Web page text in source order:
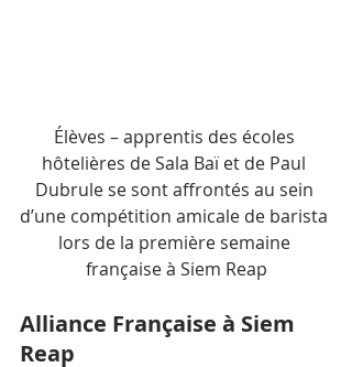
Élèves – apprentis des écoles
hôtelières de Sala Baï et de Paul
Dubrule se sont affrontés au sein
d’une compétition amicale de barista
lors de la première semaine
française à Siem Reap
Alliance Française à Siem
Reap